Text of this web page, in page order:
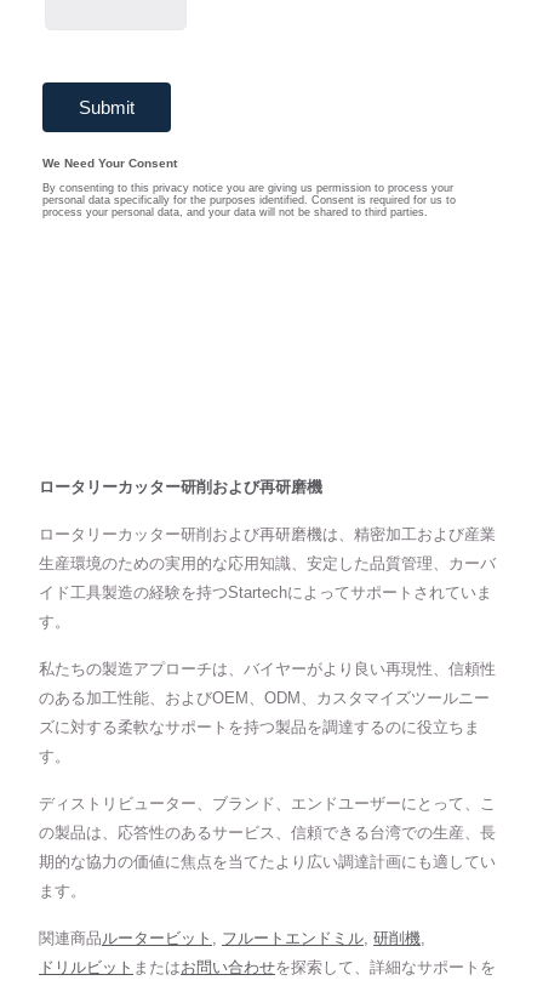
ロータリーカッター研削および再研磨機
ロータリーカッター研削および再研磨機は、精密加工および産業
生産環境のための実用的な応用知識、安定した品質管理、カーバ
イド工具製造の経験を持つStartechによってサポートされていま
す。
私たちの製造アプローチは、バイヤーがより良い再現性、信頼性
のある加工性能、およびOEM、ODM、カスタマイズツールニー
ズに対する柔軟なサポートを持つ製品を調達するのに役立ちま
す。
ディストリビューター、ブランド、エンドユーザーにとって、こ
の製品は、応答性のあるサービス、信頼できる台湾での生産、長
期的な協力の価値に焦点を当てたより広い調達計画にも適してい
ます。
関連商品ルータービット , フルートエンドミル, 研削機,
ドリルビット またはお問い合わせを探索して、詳細なサポートを